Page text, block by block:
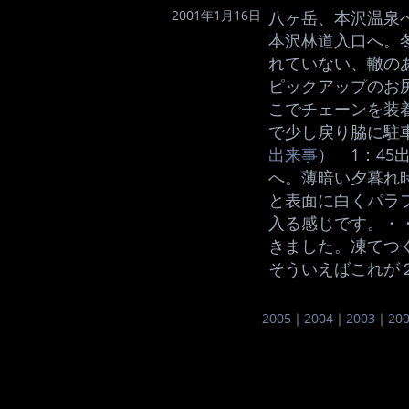
2001年1月16日
八ヶ岳、本沢温泉
本沢林道入口へ。
れていない、轍の
ピックアップのお
こでチェーンを装
で少し戻り脇に駐
出来事） 1：45
へ。薄暗い夕暮れ
と表面に白くパラ
入る感じです。・
きました。凍てつ
そういえばこれが
2005 ｜ 2004｜ 2003 ｜